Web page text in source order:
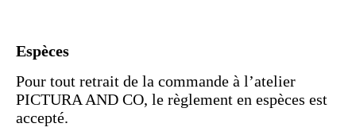
Espèces
Pour tout retrait de la commande à l’atelier
PICTURA AND CO, le règlement en espèces est
accepté.